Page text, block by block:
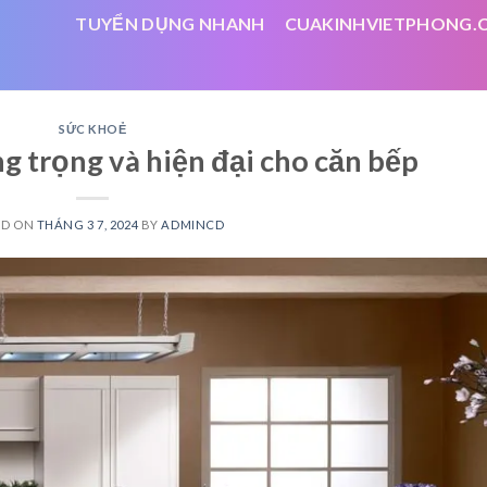
TUYỂN DỤNG NHANH
SỨC KHOẺ
trọng và hiện đại cho căn bếp
ON THÁNG 3 7, 2024 BY ADMINCD